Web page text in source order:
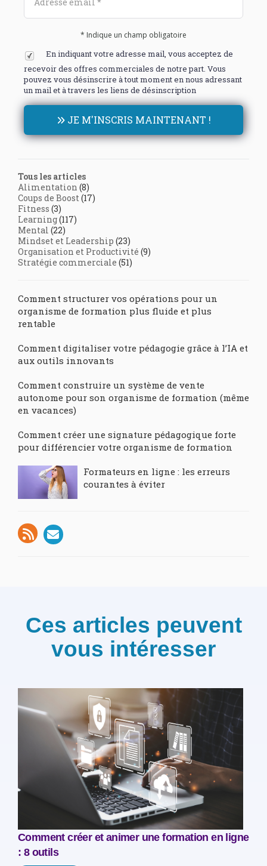
* Indique un champ obligatoire
En indiquant votre adresse mail, vous acceptez de
recevoir des offres commerciales de notre part. Vous
pouvez vous désinscrire à tout moment en nous adressant
un mail et à travers les liens de désinscription
JE M'INSCRIS MAINTENANT !
Tous les articles
Alimentation (8)
Coups de Boost(17)
Fitness (3)
Learning(117)
Mental (22)
Mindset et Leadership (23)
Organisation et Productivité (9)
Stratégie commerciale (51)
Comment structurer vos opérations pour un
organisme de formation plus fluide et plus
rentable
Comment digitaliser votre pédagogie grâce à l’IA et
aux outils innovants
Comment construire un système de vente
autonome pour son organisme de formation (même
en vacances)
Comment créer une signature pédagogique forte
pour différencier votre organisme de formation
Formateurs en ligne : les erreurs
courantes à éviter
Ces articles peuvent
vous intéresser
Comment créer et animer une formation en ligne
: 8 outils